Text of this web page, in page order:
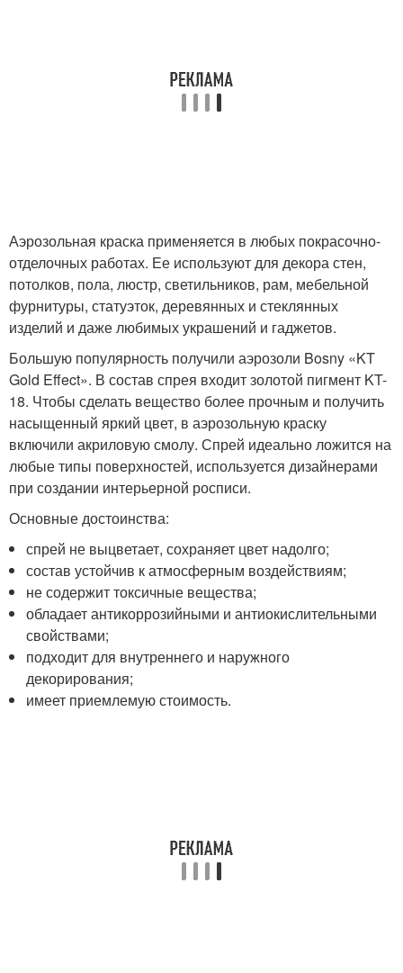
Аэрозольная краска применяется в любых покрасочно-
отделочных работах. Ее используют для декора стен,
потолков, пола, люстр, светильников, рам, мебельной
фурнитуры, статуэток, деревянных и стеклянных
изделий и даже любимых украшений и гаджетов.
Большую популярность получили аэрозоли Bosny «KT
Gold Effect». В состав спрея входит золотой пигмент KT-
18. Чтобы сделать вещество более прочным и получить
насыщенный яркий цвет, в аэрозольную краску
включили акриловую смолу. Спрей идеально ложится на
любые типы поверхностей, используется дизайнерами
при создании интерьерной росписи.
Основные достоинства:
спрей не выцветает, сохраняет цвет надолго;
состав устойчив к атмосферным воздействиям;
не содержит токсичные вещества;
обладает антикоррозийными и антиокислительными
свойствами;
подходит для внутреннего и наружного
декорирования;
имеет приемлемую стоимость.